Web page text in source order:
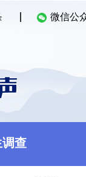
微信公
调查